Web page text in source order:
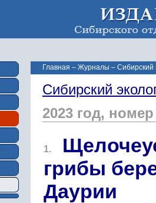
Главная – Журналы – Сибирский
Сибирский
2023 год,
1.
грибы
Даурии